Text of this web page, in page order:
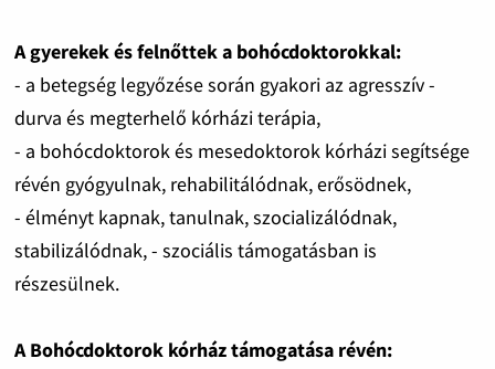
A gyerekek és felnőttek a bohócdoktorokkal:
- a betegség legyőzése során gyakori az agresszív -
durva és megterhelő kórházi terápia,
- a bohócdoktorok és mesedoktorok kórházi segítsége
révén gyógyulnak, rehabilitálódnak, erősödnek,
- élményt kapnak, tanulnak, szocializálódnak,
stabilizálódnak, - szociális támogatásban is
részesülnek.
A Bohócdoktorok kórház támogatása révén: